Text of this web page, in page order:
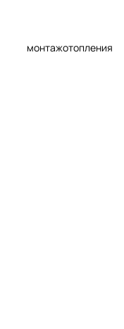
монтажотопления